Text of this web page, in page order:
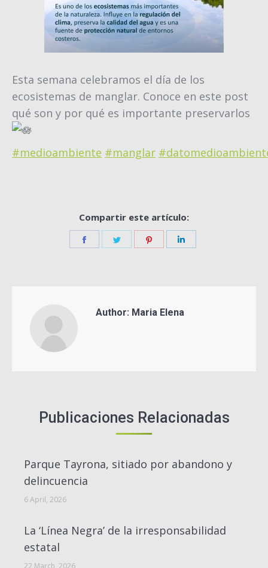
Esta semana celebramos el día de los
ecosistemas de manglar. Conoce en este post
qué son y por qué es importante preservarlos
#medioambiente #manglar
Compartir este artículo:
Share
Share
Share
Author: Maria Elena
Publicaciones Relacionadas
Parque Tayrona, sitiado por abandono y
delincuencia
6 April, 2026
La ‘Línea Negra’ de la irresponsabilidad
estatal
22 March, 2026